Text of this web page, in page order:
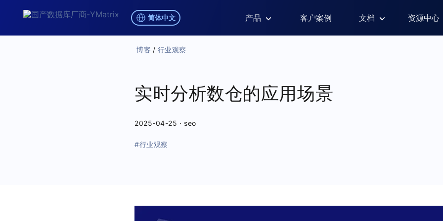
简体中文 产品 客户案例 文档 资源中心
博客 / 行业观察
实时分析数仓的应用场景
2025-04-25 · seo
#行业观察